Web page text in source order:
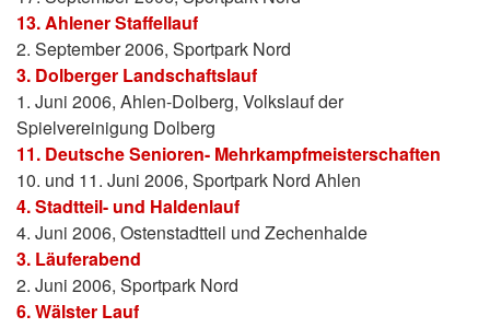
13. Ahlener Staffellauf
2. September 2006, Sportpark Nord
3. Dolberger Landschaftslauf
1. Juni 2006, Ahlen-Dolberg, Volkslauf der
Spielvereinigung Dolberg
11. Deutsche Senioren- Mehrkampfmeisterschaften
10. und 11. Juni 2006, Sportpark Nord Ahlen
4. Stadtteil- und Haldenlauf
4. Juni 2006, Ostenstadtteil und Zechenhalde
3. Läuferabend
2. Juni 2006, Sportpark Nord
6. Wälster Lauf